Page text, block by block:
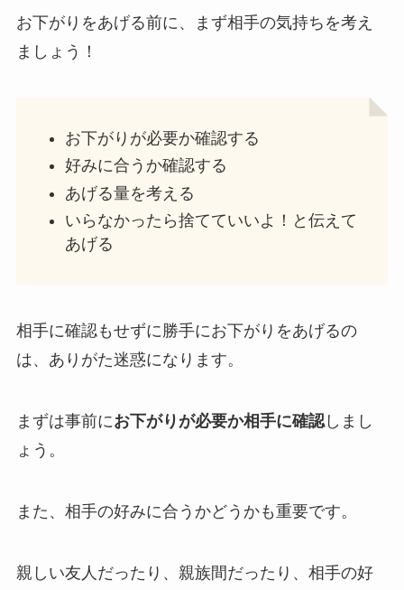
お下がりをあげる前に、まず相手の気持ちを考え
ましょう！
お下がりが必要か確認する
好みに合うか確認する
あげる量を考える
いらなかったら捨てていいよ！と伝えて
あげる
相手に確認もせずに勝手にお下がりをあげるの
は、ありがた迷惑になります。
まずは事前にお下がりが必要か相手に確認しまし
ょう。
また、相手の好みに合うかどうかも重要です。
親しい友人だったり、親族間だったり、相手の好